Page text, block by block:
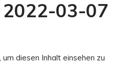
03-07
diesen Inhalt einsehen zu